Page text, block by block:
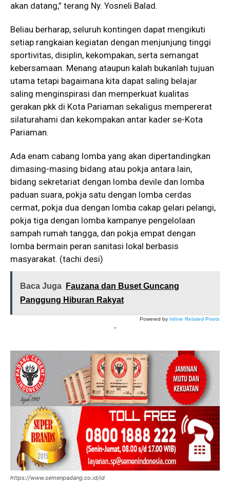
akan datang,” terang Ny. Yosneli Balad.
Beliau berharap, seluruh kontingen dapat mengikuti
setiap rangkaian kegiatan dengan menjunjung tinggi
sportivitas, disiplin, kekompakan, serta semangat
kebersamaan. Menang ataupun kalah bukanlah tujuan
utama tetapi bagaimana kita dapat saling belajar
saling menginspirasi dan memperkuat kualitas
gerakan pkk di Kota Pariaman sekaligus mempererat
silaturahami dan kekompakan antar kader se-Kota
Pariaman.
Ada enam cabang lomba yang akan dipertandingkan
dimasing-masing bidang atau pokja antara lain,
bidang sekretariat dengan lomba devile dan lomba
paduan suara, pokja satu dengan lomba cerdas
cermat, pokja dua dengan lomba cakap gelari pelangi,
pokja tiga dengan lomba kampanye pengelolaan
sampah rumah tangga, dan pokja empat dengan
lomba bermain peran sanitasi lokal berbasis
masyarakat. (tachi desi)
Baca Juga
Fauzana dan Buset Guncang
Panggung Hiburan Rakyat
Powered by Inline Related Posts
*
https://www.semenpadang.co.id/id